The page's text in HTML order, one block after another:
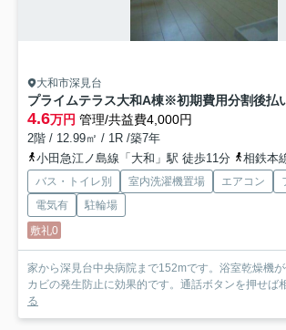
大和市深見台
4.6万円 管理/共益費4,000円
2階 / 12.99㎡ / 1R /築7年
小田急江ノ島線「大和」駅 徒歩11分
相鉄本線
バス・トイレ別 室内洗濯機置場 エアコン
電気有
駐輪場
敷礼0
家から深見台中央病院まで152mです。浴室乾燥機が
カビの発生防止に効果的です。通話ボタンを押せば
る